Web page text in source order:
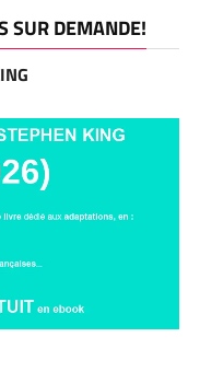
SUR DEMANDE!